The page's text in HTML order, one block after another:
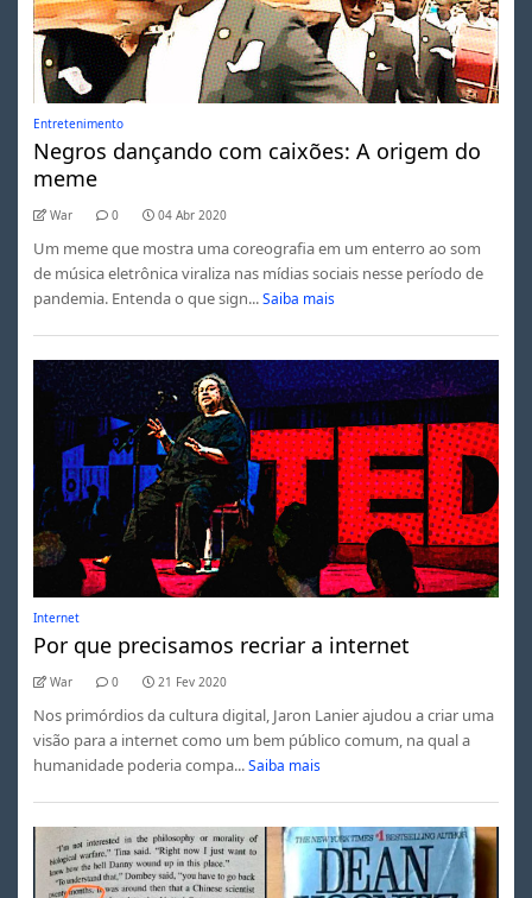
Entretenimento
Negros dançando com caixões: A origem do
meme
War 0 04 Abr 2020
Um meme que mostra uma coreografia em um enterro ao som
de música eletrônica viraliza nas mídias sociais nesse período de
pandemia. Entenda o que sign... Saiba mais
Internet
Por que precisamos recriar a internet
War 0 21 Fev 2020
Nos primórdios da cultura digital, Jaron Lanier ajudou a criar uma
visão para a internet como um bem público comum, na qual a
humanidade poderia compa... Saiba mais